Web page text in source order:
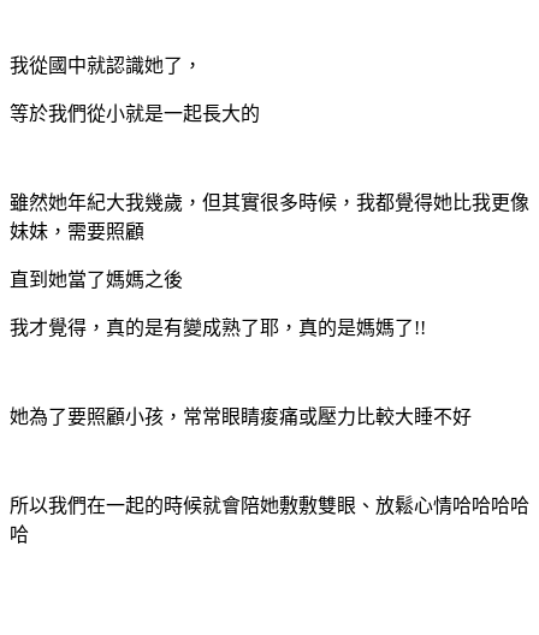
我從國中就認識她了，
等於我們從小就是一起長大的
雖然她年紀大我幾歲，但其實很多時候，我都覺得她比我更像
妹妹，需要照顧
直到她當了媽媽之後
我才覺得，真的是有變成熟了耶，真的是媽媽了!!
她為了要照顧小孩， 常常眼睛痠痛或壓力比較大睡不好
所以我們在一起的時候就會陪她敷敷雙眼、放鬆心情哈哈哈哈
哈